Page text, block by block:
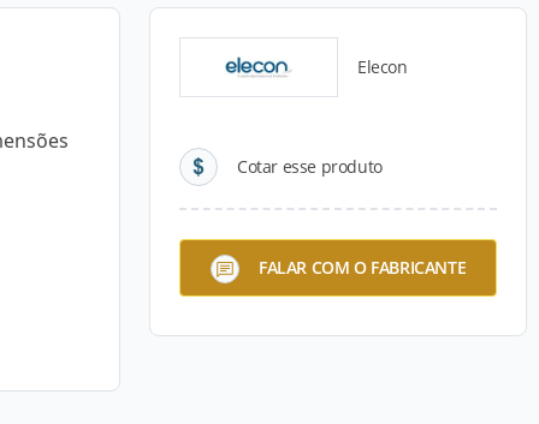
Elecon
Cotar esse produto
FALAR COM O FABRICANTE